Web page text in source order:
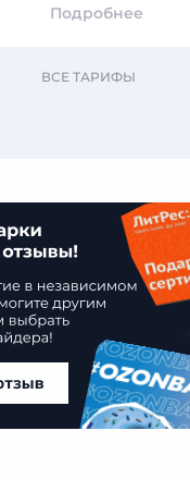
Подробнее
ВСЕ ТАРИФЫ